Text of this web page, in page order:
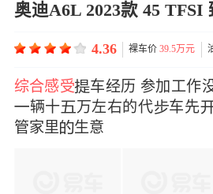
奥迪A6L 2023款 45 TFSI
4.36 裸车价39.5万元
综合感受车经历 参加工作
辆十万左右的代车先
管家里生意